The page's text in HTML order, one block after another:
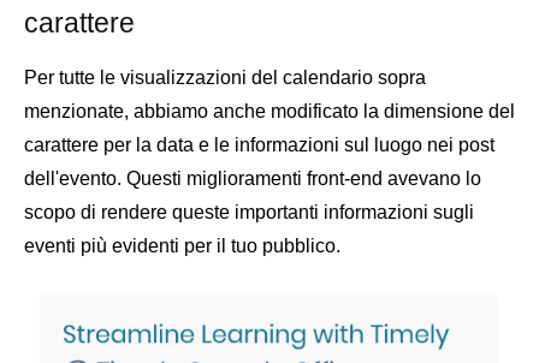
carattere
Per tutte le visualizzazioni del calendario sopra
menzionate, abbiamo anche modificato la dimensione del
carattere per la data e le informazioni sul luogo nei post
dell'evento. Questi miglioramenti front-end avevano lo
scopo di rendere queste importanti informazioni sugli
eventi più evidenti per il tuo pubblico.